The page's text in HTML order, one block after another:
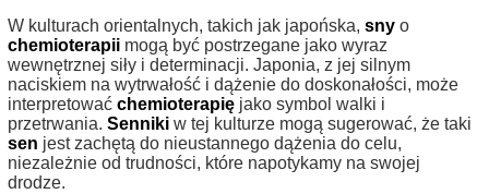
W kulturach orientalnych, takich jak japońska, sny o
chemioterapii mogą być postrzegane jako wyraz
wewnętrznej siły i determinacji. Japonia, z jej silnym
naciskiem na wytrwałość i dążenie do doskonałości, może
interpretować chemioterapię jako symbol walki i
przetrwania. Senniki w tej kulturze mogą sugerować, że taki
sen jest zachętą do nieustannego dążenia do celu,
niezależnie od trudności, które napotykamy na swojej
drodze.